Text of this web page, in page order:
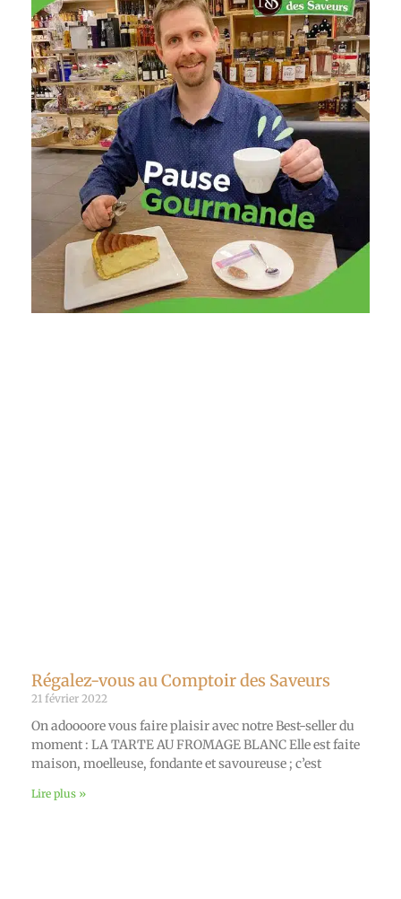
Régalez-vous au Comptoir des Saveurs
21 février 2022
On adoooore vous faire plaisir avec notre Best-seller du
moment : LA TARTE AU FROMAGE BLANC Elle est faite
maison, moelleuse, fondante et savoureuse ; c’est
Lire plus »